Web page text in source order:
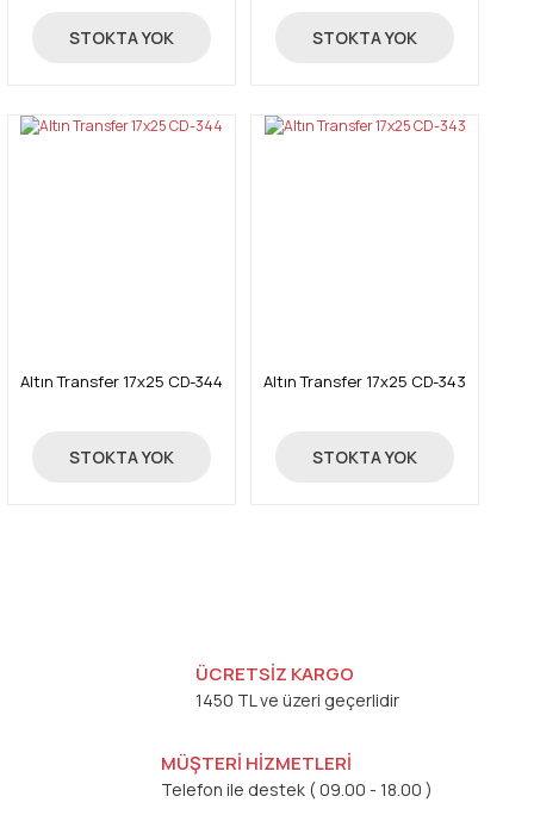
4,05 TL
STOKTA YOK 4,05 TL
STOKTA YOK
Altın Transfer 17x25 CD-344
4,05 TL
STOKTA YOK
Altın Transfer 17x25 CD-343
4,05 TL
STOKTA YOK
ÜCRETSİZ KARGO
1450 TL ve üzeri geçerlidir
MÜŞTERİ HİZMETLERİ
Telefon ile destek ( 09.00 - 18.00 )